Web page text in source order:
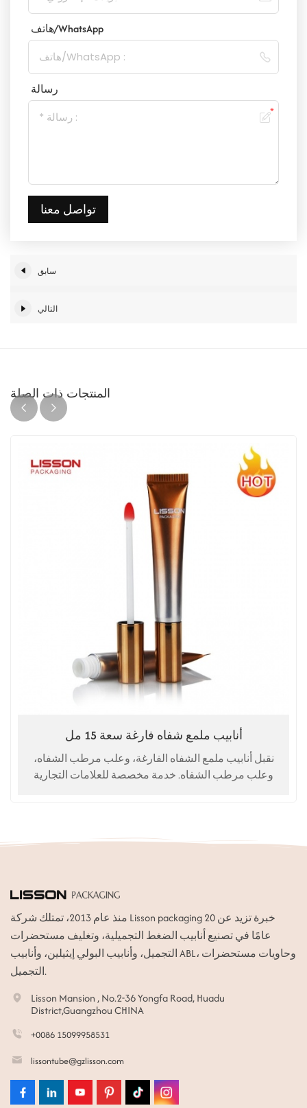
هاتف/WhatsApp
رسالة
تواصل معنا
سابق
التالي
المنتجات ذات الصلة
أنابيب ملمع شفاه فارغة سعة 15 مل
نقبل أنابيب ملمع الشفاه الفارغة، وعلب مرطب الشفاه،
وعلب مرطب الشفاه. خدمة مخصصة للعلامات التجارية
منذ عام 2013، تمتلك شركة Lisson packaging خبرة تزيد عن 20
عامًا في تصنيع أنابيب الضغط التجميلية، وتغليف مستحضرات
التجميل، وأنابيب البولي إيثيلين، وأنابيب ABL، وحاويات مستحضرات
التجميل.
Lisson Mansion , No.2-36 Yongfa Road, Huadu
District,Guangzhou CHINA
+0086 15099958531
lissontube@gzlisson.com